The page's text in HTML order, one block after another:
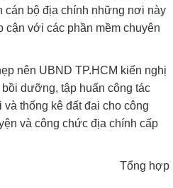
cán bộ địa chính những nơi này
cận với các phần mềm chuyên
nên UBND TP.HCM kiến nghị
dưỡng, tập huấn công tác
thống kê đất đai cho công
và công chức địa chính cấp
Tổng hợp